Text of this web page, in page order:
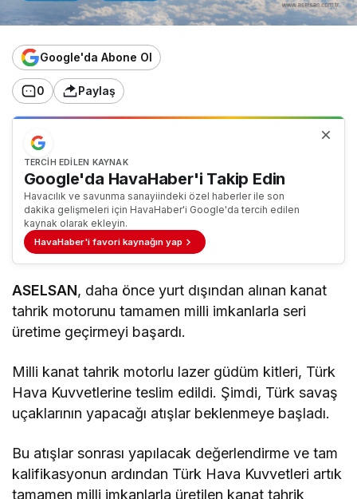
Google'da Abone Ol
0 Paylaş
TERCIH EDILEN KAYNAK
Google'da HavaHaber'i Takip Edin
Havacılık ve savunma sanayiindeki özel haberler ile son
dakika gelişmeleri için HavaHaber'i Google'da tercih edilen
kaynak olarak ekleyin.
HavaHaber'i favori kaynağın yap
ASELSAN, daha önce yurt dışından alınan kanat
tahrik motorunu tamamen milli imkanlarla seri
üretime geçirmeyi başardı.
Milli kanat tahrik motorlu lazer güdüm kitleri, Türk
Hava Kuvvetlerine teslim edildi. Şimdi, Türk savaş
uçaklarının yapacağı atışlar beklenmeye başladı.
Bu atışlar sonrası yapılacak değerlendirme ve tam
kalifikasyonun ardından Türk Hava Kuvvetleri artık
tamamen milli imkanlarla üretilen kanat tahrik